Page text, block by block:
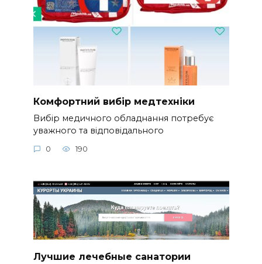
Комфортний вибір медтехніки
Вибір медичного обладнання потребує
уважного та відповідального
0 190
Лучшие лечебные санатории